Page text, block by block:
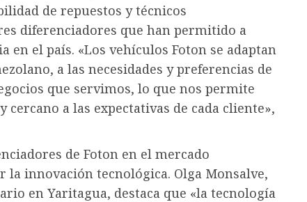
de repuestos y técnicos
diferenciadores que han permitido a
en el país. «Los vehículos Foton se adaptan
a las necesidades y preferencias de
que servimos, lo que nos permite
a las expectativas de cada cliente»,
de Foton en el mercado
la innovación tecnológica. Olga Monsalve,
en Yaritagua, destaca que «la tecnología